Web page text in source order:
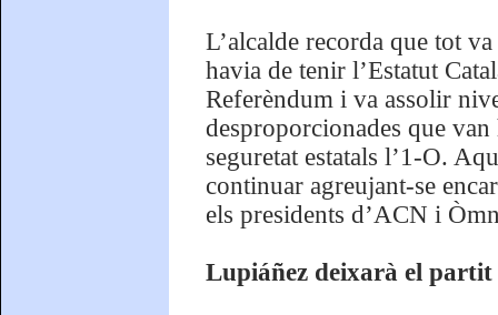
L’alcalde recorda que tot
havia de tenir l’Estatut
Referèndum i va assolir
desproporcionades que
seguretat estatals l’1-O.
continuar agreujant-se
els presidents d’ACN i
Lupiáñez deixarà el partit